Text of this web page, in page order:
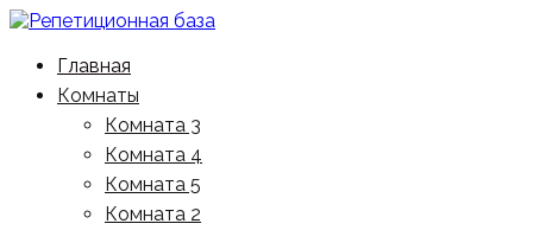
Перейти
содержимому
Реп-базы, студии звукозаписи | Репетиционная база
Индивидуальные занятия 450р/час в любое время
Главная
Комнаты
Комната 3
Комната 4
Комната 5
Комната 2